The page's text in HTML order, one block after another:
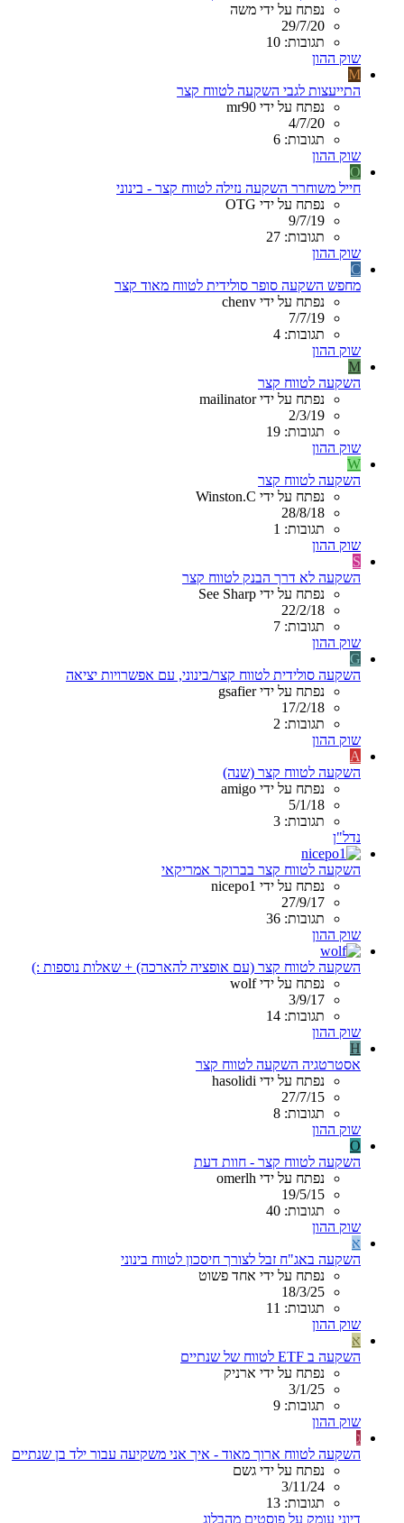
נפתח על ידי משה
29/7/20
תגובות: 10
שוק ההון
M
התייעצות לגבי השקעה לטווח קצר
נפתח על ידי mr90
4/7/20
תגובות: 6
שוק ההון
O
חייל משוחרר השקעה נזילה לטווח קצר - בינוני
נפתח על ידי OTG
9/7/19
תגובות: 27
שוק ההון
C
מחפש השקעה סופר סולידית לטווח מאוד קצר
נפתח על ידי chenv
7/7/19
תגובות: 4
שוק ההון
M
השקעה לטווח קצר
נפתח על ידי mailinator
2/3/19
תגובות: 19
שוק ההון
W
השקעה לטווח קצר
נפתח על ידי Winston.C
28/8/18
תגובות: 1
שוק ההון
S
השקעה לא דרך הבנק לטווח קצר
נפתח על ידי See Sharp
22/2/18
תגובות: 7
שוק ההון
G
השקעה סולידית לטווח קצר/בינוני, עם אפשרויות יציאה
נפתח על ידי gsafier
17/2/18
תגובות: 2
שוק ההון
A
השקעה לטווח קצר (שנה)
נפתח על ידי amigo
5/1/18
תגובות: 3
נדל"ן
השקעה לטווח קצר בברוקר אמריקאי
נפתח על ידי nicepo1
27/9/17
תגובות: 36
שוק ההון
השקעה לטווח קצר (עם אופציה להארכה) + שאלות נוספות :)
נפתח על ידי wolf
3/9/17
תגובות: 14
שוק ההון
H
אסטרטגיה השקעה לטווח קצר
נפתח על ידי hasolidi
27/7/15
תגובות: 8
שוק ההון
O
השקעה לטווח קצר - חוות דעת
נפתח על ידי omerlh
19/5/15
תגובות: 40
שוק ההון
א
השקעה באג"ח זבל לצורך חיסכון לטווח בינוני
נפתח על ידי אחד פשוט
18/3/25
תגובות: 11
שוק ההון
א
השקעה ב ETF לטווח של שנתיים
נפתח על ידי ארניק
3/1/25
תגובות: 9
שוק ההון
ג
השקעה לטווח ארוך מאוד - איך אני משקיעה עבור ילד בן שנתיים
נפתח על ידי גשם
3/11/24
תגובות: 13
דיוני עומק על פוסטים מהבלוג